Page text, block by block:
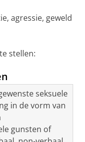
agressie, geweld
stellen:
seksuele
in de vorm van
gunsten of